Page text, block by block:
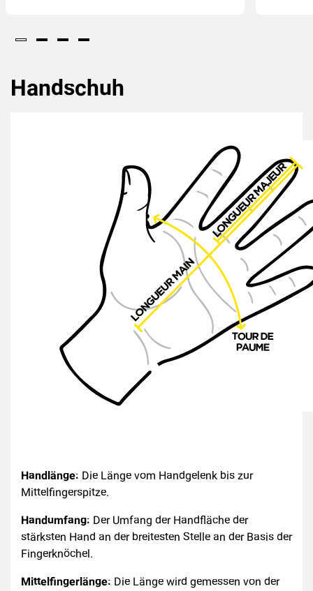
Handschuh
Handlänge: Die Länge vom Handgelenk bis zur
Mittelfingerspitze.
Handumfang: Der Umfang der Handfläche der
stärksten Hand an der breitesten Stelle an der Basis der
Fingerknöchel.
Mittelfingerlänge: Die Länge wird gemessen von der